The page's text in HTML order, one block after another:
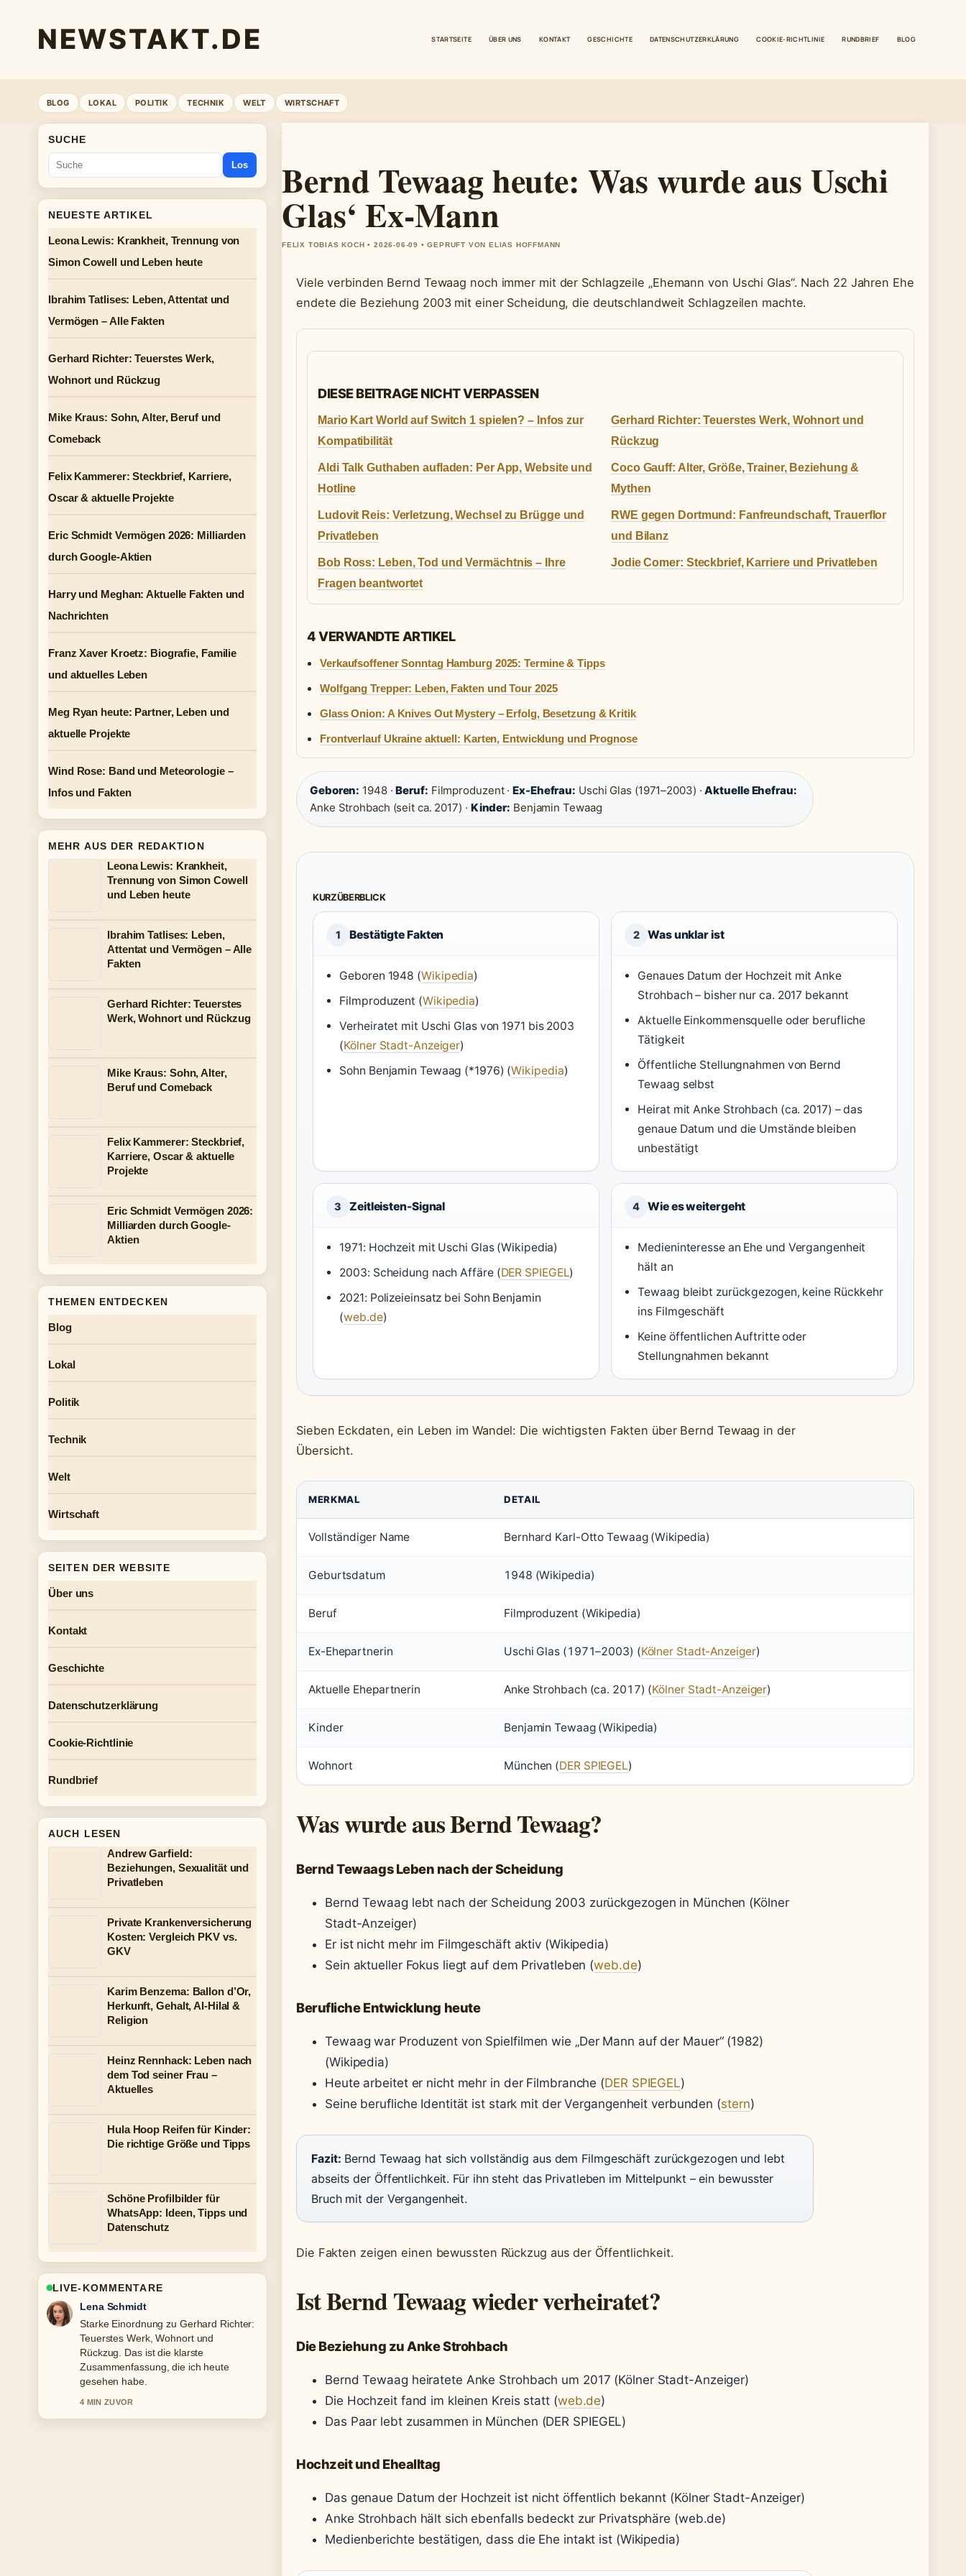
NEWSTAKT.DE STARTSEITE ÜBER UNS KONTAKT GESCHICHTE DATENSCHUTZERKLÄRUNG COOKIE-RICHTLINIE RUNDBRIEF BLOG
BLOG LOKAL POLITIK TECHNIK WELT WIRTSCHAFT
Bernd Tewaag heute: Was wurde aus Uschi
Glas‘ Ex-Mann
FELIX TOBIAS KOCH • 2026-06-09 • GEPRUFT VON ELIAS HOFFMANN
Viele verbinden Bernd Tewaag noch immer mit der Schlagzeile „Ehemann von Uschi Glas“. Nach 22 Jahren Ehe
endete die Beziehung 2003 mit einer Scheidung, die deutschlandweit Schlagzeilen machte.
DIESE BEITRAGE NICHT VERPASSEN
Mario Kart World auf Switch 1 spielen? – Infos zur
Kompatibilität
Gerhard Richter: Teuerstes Werk, Wohnort und
Rückzug
Aldi Talk Guthaben aufladen: Per App, Website und
Hotline
Coco Gauff: Alter, Größe, Trainer, Beziehung &
Mythen
Ludovit Reis: Verletzung, Wechsel zu Brügge und
Privatleben
RWE gegen Dortmund: Fanfreundschaft, Trauerflor
und Bilanz
Bob Ross: Leben, Tod und Vermächtnis – Ihre
Fragen beantwortet
Jodie Comer: Steckbrief, Karriere und Privatleben
4 VERWANDTE ARTIKEL
Verkaufsoffener Sonntag Hamburg 2025: Termine & Tipps
Wolfgang Trepper: Leben, Fakten und Tour 2025
Glass Onion: A Knives Out Mystery – Erfolg, Besetzung & Kritik
Frontverlauf Ukraine aktuell: Karten, Entwicklung und Prognose
Geboren: 1948 ·Beruf: Filmproduzent ·Ex-Ehefrau: Uschi Glas (1971–2003) ·Aktuelle Ehefrau:
Anke Strohbach (seit ca. 2017) · Kinder: Benjamin Tewaag
KURZÜBERBLICK
1 Bestätigte Fakten
Geboren 1948 (Wikipedia)
Filmproduzent (Wikipedia)
Verheiratet mit Uschi Glas von 1971 bis 2003
(Kölner Stadt-Anzeiger)
Sohn Benjamin Tewaag (*1976) (Wikipedia)
2 Was unklar ist
Genaues Datum der Hochzeit mit Anke
Strohbach – bisher nur ca. 2017 bekannt
Aktuelle Einkommensquelle oder berufliche
Tätigkeit
Öffentliche Stellungnahmen von Bernd
Tewaag selbst
Heirat mit Anke Strohbach (ca. 2017) – das
genaue Datum und die Umstände bleiben
unbestätigt
3 Zeitleisten-Signal
1971: Hochzeit mit Uschi Glas (Wikipedia)
2003: Scheidung nach Affäre (DER SPIEGEL)
2021: Polizeieinsatz bei Sohn Benjamin
(web.de)
4 Wie es weitergeht
Medieninteresse an Ehe und Vergangenheit
hält an
Tewaag bleibt zurückgezogen, keine Rückkehr
ins Filmgeschäft
Keine öffentlichen Auftritte oder
Stellungnahmen bekannt
Sieben Eckdaten, ein Leben im Wandel: Die wichtigsten Fakten über Bernd Tewaag in der
Übersicht.
MERKMAL DETAIL
Vollständiger Name Bernhard Karl-Otto Tewaag (Wikipedia)
Geburtsdatum 1948 (Wikipedia)
Beruf Filmproduzent (Wikipedia)
Ex-Ehepartnerin Uschi Glas (1971–2003) (Kölner Stadt-Anzeiger)
Aktuelle Ehepartnerin Anke Strohbach (ca. 2017) (Kölner Stadt-Anzeiger)
Kinder Benjamin Tewaag (Wikipedia)
Wohnort München (DER SPIEGEL)
Was wurde aus Bernd Tewaag?
Bernd Tewaags Leben nach der Scheidung
Bernd Tewaag lebt nach der Scheidung 2003 zurückgezogen in München (Kölner
Stadt-Anzeiger)
Er ist nicht mehr im Filmgeschäft aktiv (Wikipedia)
Sein aktueller Fokus liegt auf dem Privatleben (web.de)
Berufliche Entwicklung heute
Tewaag war Produzent von Spielfilmen wie „Der Mann auf der Mauer“ (1982)
(Wikipedia)
Heute arbeitet er nicht mehr in der Filmbranche (DER SPIEGEL)
Seine berufliche Identität ist stark mit der Vergangenheit verbunden (stern)
Fazit: Bernd Tewaag hat sich vollständig aus dem Filmgeschäft zurückgezogen und lebt
abseits der Öffentlichkeit. Für ihn steht das Privatleben im Mittelpunkt – ein bewusster
Bruch mit der Vergangenheit.
Die Fakten zeigen einen bewussten Rückzug aus der Öffentlichkeit.
Ist Bernd Tewaag wieder verheiratet?
Die Beziehung zu Anke Strohbach
Bernd Tewaag heiratete Anke Strohbach um 2017 (Kölner Stadt-Anzeiger)
Die Hochzeit fand im kleinen Kreis statt (web.de)
Das Paar lebt zusammen in München (DER SPIEGEL)
Hochzeit und Ehealltag
Das genaue Datum der Hochzeit ist nicht öffentlich bekannt (Kölner Stadt-Anzeiger)
Anke Strohbach hält sich ebenfalls bedeckt zur Privatsphäre (web.de)
Medienberichte bestätigen, dass die Ehe intakt ist (Wikipedia)
SUCHE
Los
NEUESTE ARTIKEL
Leona Lewis: Krankheit, Trennung von
Simon Cowell und Leben heute
Ibrahim Tatlises: Leben, Attentat und
Vermögen – Alle Fakten
Gerhard Richter: Teuerstes Werk,
Wohnort und Rückzug
Mike Kraus: Sohn, Alter, Beruf und
Comeback
Felix Kammerer: Steckbrief, Karriere,
Oscar & aktuelle Projekte
Eric Schmidt Vermögen 2026: Milliarden
durch Google-Aktien
Harry und Meghan: Aktuelle Fakten und
Nachrichten
Franz Xaver Kroetz: Biografie, Familie
und aktuelles Leben
Meg Ryan heute: Partner, Leben und
aktuelle Projekte
Wind Rose: Band und Meteorologie –
Infos und Fakten
MEHR AUS DER REDAKTION
Leona Lewis: Krankheit,
Trennung von Simon Cowell
und Leben heute
Ibrahim Tatlises: Leben,
Attentat und Vermögen – Alle
Fakten
Gerhard Richter: Teuerstes
Werk, Wohnort und Rückzug
Mike Kraus: Sohn, Alter,
Beruf und Comeback
Felix Kammerer: Steckbrief,
Karriere, Oscar & aktuelle
Projekte
Eric Schmidt Vermögen 2026:
Milliarden durch Google-
Aktien
THEMEN ENTDECKEN
Blog
Lokal
Politik
Technik
Welt
Wirtschaft
SEITEN DER WEBSITE
Über uns
Kontakt
Geschichte
Datenschutzerklärung
Cookie-Richtlinie
Rundbrief
AUCH LESEN
Andrew Garfield:
Beziehungen, Sexualität und
Privatleben
Private Krankenversicherung
Kosten: Vergleich PKV vs.
GKV
Karim Benzema: Ballon d’Or,
Herkunft, Gehalt, Al-Hilal &
Religion
Heinz Rennhack: Leben nach
dem Tod seiner Frau –
Aktuelles
Hula Hoop Reifen für Kinder:
Die richtige Größe und Tipps
Schöne Profilbilder für
WhatsApp: Ideen, Tipps und
Datenschutz
LIVE-KOMMENTARE
Lena Schmidt
Starke Einordnung zu Gerhard Richter:
Teuerstes Werk, Wohnort und
Rückzug. Das ist die klarste
Zusammenfassung, die ich heute
gesehen habe.
4 MIN ZUVOR